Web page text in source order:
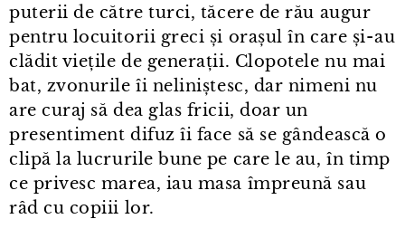
puterii de către turci, tăcere de rău augur
pentru locuitorii greci și orașul în care și⁠-⁠au
clădit viețile de generații. Clopotele nu mai
bat, zvonurile îi neliniștesc, dar nimeni nu
are curaj să dea glas fricii, doar un
presentiment difuz îi face să se gândească o
clipă la lucrurile bune pe care le au, în timp
ce privesc marea, iau masa împreună sau
râd cu copiii lor.